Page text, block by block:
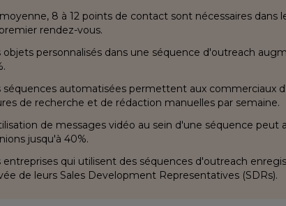
8 à 12 points de contact sont nécessaires
rendez-vous.
objets personnalisés dans une séquence d'outreach
séquences automatisées permettent aux commerciaux
de recherche et de rédaction manuelles par semaine.
de messages vidéo au sein d'une séquence
jusqu'à 40%.
entreprises qui utilisent des séquences d'outreach
de leurs Sales Development Representatives (SDRs).